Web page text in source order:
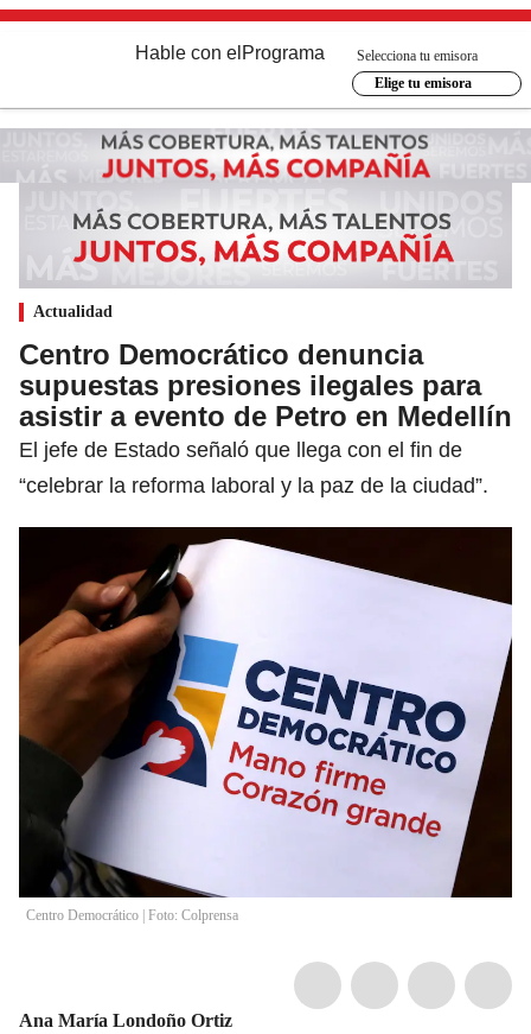
Hable con el Programa
Selecciona tu emisora
Elige tu emisora
Actualidad
Centro Democrático denuncia
supuestas presiones ilegales para
asistir a evento de Petro en Medellín
El jefe de Estado señaló que llega con el fin de
“celebrar la reforma laboral y la paz de la ciudad”.
Centro Democrático | Foto: Colprensa
Ana María Londoño Ortiz